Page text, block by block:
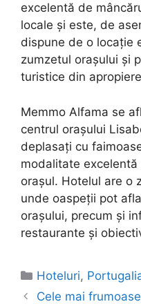
excelentă de
locale și este, de
dispune de o locație
zumzetul orașului și
turistice din
Memmo Alfama se
centrul orașului
deplasați cu
modalitate
orașul. Hotelul are o
unde oaspeții pot
orașului, precum și
restaurante și
Categories
Hoteluri,
Cele mai